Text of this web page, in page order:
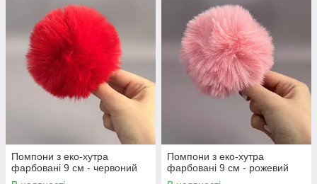
Помпони з еко-хутра
фарбовані 9 см - червоний
Помпони з еко-хутра
фарбовані 9 см - рожевий